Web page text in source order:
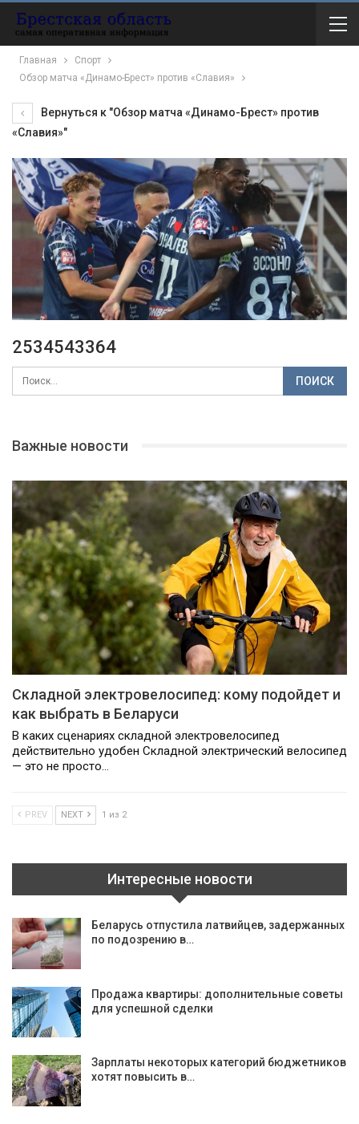
Главная
Спорт
Обзор матча «Динамо-Брест» против «Славия»
Вернуться к "Обзор матча «Динамо-Брест» против
«Славия»"
2534543364
Важные новости
Складной электровелосипед: кому подойдет и
как выбрать в Беларуси
В каких сценариях складной электровелосипед
действительно удобен Складной электрический велосипед
— это не просто…
PREV NEXT 1 из 2
Интересные новости
Беларусь отпустила латвийцев, задержанных
по подозрению в…
Продажа квартиры: дополнительные советы
для успешной сделки
Зарплаты некоторых категорий бюджетников
хотят повысить в…